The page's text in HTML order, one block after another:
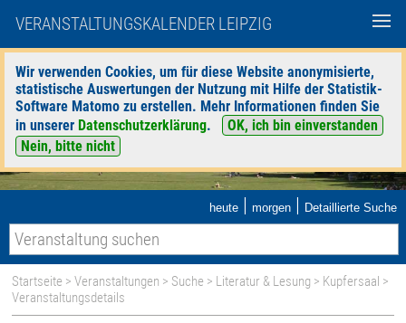
VERANSTALTUNGSKALENDER LEIPZIG
Wir verwenden Cookies, um für diese Website anonymisierte,
statistische Auswertungen der Nutzung mit Hilfe der Statistik-
Software Matomo zu erstellen. Mehr Informationen finden Sie
in unserer Datenschutzerklärung.
OK, ich bin einverstanden
Nein, bitte nicht
heute | morgen | Detaillierte Suche
Startseite >Veranstaltungen > Suche > Literatur & Lesung > Kupfersaal >
Veranstaltungsdetails